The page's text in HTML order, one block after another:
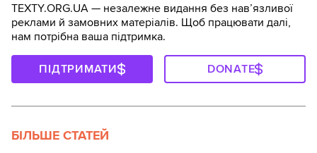
TEXTY.ORG.UA — незалежне видання без навʼязливої
реклами й замовних матеріалів. Щоб працювати далі,
нам потрібна ваша підтримка.
ПІДТРИМАТИ DONATE
БІЛЬШЕ СТАТЕЙ